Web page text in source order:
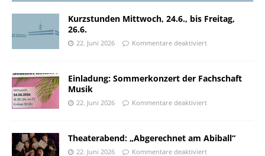
Kurzstunden Mittwoch, 24.6., bis Freitag,
26.6.
22. Juni 2026 Kommentare deaktiviert
Einladung: Sommerkonzert der Fachschaft
Musik
22. Juni 2026 Kommentare deaktiviert
Theaterabend: „Abgerechnet am Abiball“
22. Juni 2026 Kommentare deaktiviert